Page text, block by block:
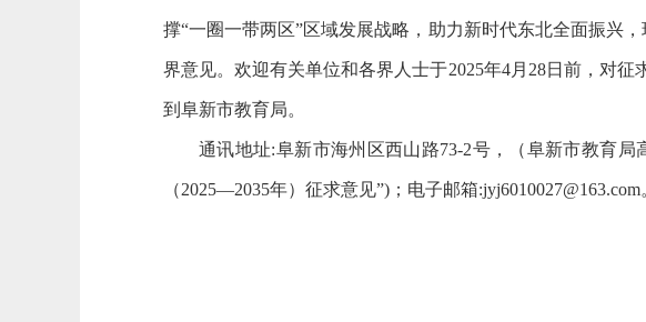
撑“一圈一带两区”区域发展战略，助力新时代东北全面振兴
界意见。欢迎有关单位和各界人士于2025年4月28日前，对
到阜新市教育局。
通讯地址:阜新市海州区西山路73-2号，（阜新市教育局
（2025—2035年）征求意见”)；电子邮箱:jyj6010027@163.com